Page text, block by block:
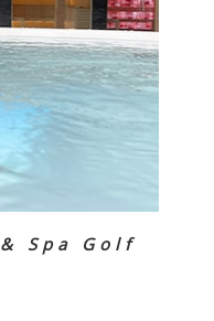
Spa Golf